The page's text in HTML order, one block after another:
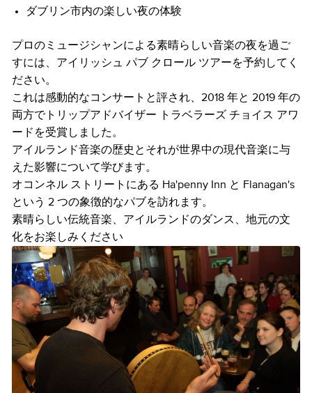
ダブリン市内の楽しい夜の体験
プロのミュージシャンによる素晴らしい音楽の夜を過ご
すには、アイリッシュ パブ クロール ツアーを予約してく
ださい。
これは感動的なコンサートと評され、2018 年と 2019 年の
両方でトリップアドバイザー トラベラーズ チョイス アワ
ードを受賞しました。
アイルランド音楽の歴史とそれが世界中の現代音楽に与
えた影響について学びます。
オコンネル ストリートにある Ha'penny Inn と Flanagan's
という 2 つの象徴的なパブを訪れます。
素晴らしい伝統音楽、アイルランドのダンス、地元の文
化をお楽しみください